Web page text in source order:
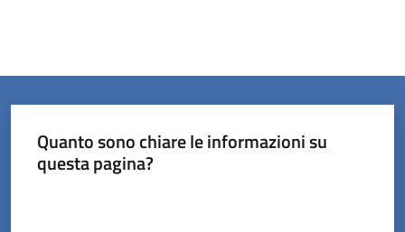
Quanto sono chiare le informazioni su
questa pagina?